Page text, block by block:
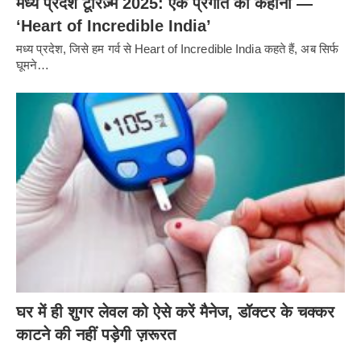
‘Heart of Incredible India’
मध्य प्रदेश, जिसे हम गर्व से Heart of Incredible India कहते हैं, अब सिर्फ
घूमने…
घर में ही शुगर लेवल को ऐसे करें मैनेज, डॉक्टर के चक्कर
काटने की नहीं पड़ेगी ज़रूरत